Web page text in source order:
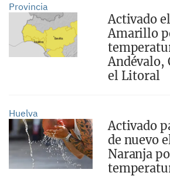
Provincia
Activado
Amarillo
Andévalo,
el Litoral
Huelva
Activado
de nuevo
Naranja